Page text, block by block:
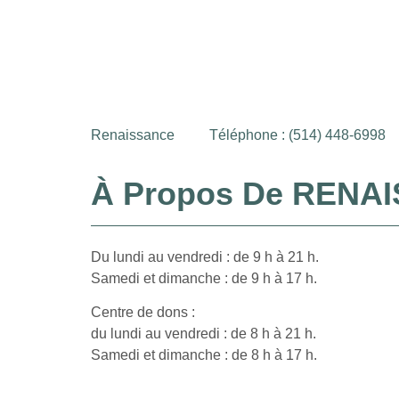
Renaissance Téléphone : (514) 448-6998
À Propos De
Du lundi au vendredi : de 9 h à 21 h.
Samedi et dimanche : de 9 h à 17 h.
Centre de dons :
du lundi au vendredi : de 8 h à 21 h.
Samedi et dimanche : de 8 h à 17 h.